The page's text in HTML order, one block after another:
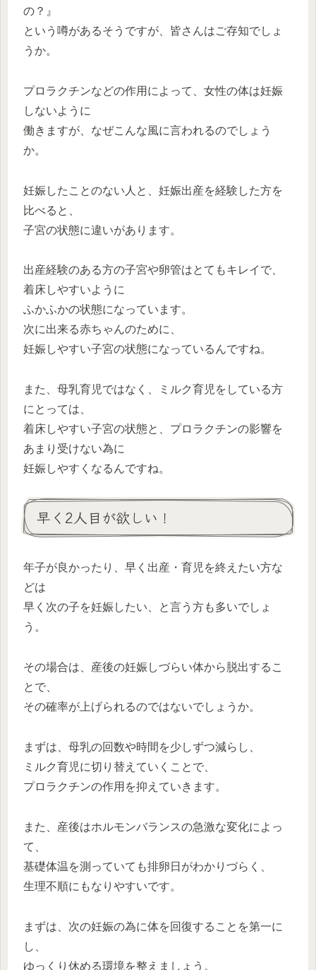
の？』
という噂があるそうですが、皆さんはご存知でしょ
うか。
プロラクチンなどの作用によって、女性の体は妊娠
しないように
働きますが、なぜこんな風に言われるのでしょう
か。
妊娠したことのない人と、妊娠出産を経験した方を
比べると、
子宮の状態に違いがあります。
出産経験のある方の子宮や卵管はとてもキレイで、
着床しやすいように
ふかふかの状態になっています。
次に出来る赤ちゃんのために、
妊娠しやすい子宮の状態になっているんですね。
また、母乳育児ではなく、ミルク育児をしている方
にとっては、
着床しやすい子宮の状態と、プロラクチンの影響を
あまり受けない為に
妊娠しやすくなるんですね。
早く2人目が欲しい！
年子が良かったり、早く出産・育児を終えたい方な
どは
早く次の子を妊娠したい、と言う方も多いでしょ
う。
その場合は、産後の妊娠しづらい体から脱出するこ
とで、
その確率が上げられるのではないでしょうか。
まずは、母乳の回数や時間を少しずつ減らし、
ミルク育児に切り替えていくことで、
プロラクチンの作用を抑えていきます。
また、産後はホルモンバランスの急激な変化によっ
て、
基礎体温を測っていても排卵日がわかりづらく、
生理不順にもなりやすいです。
まずは、次の妊娠の為に体を回復することを第一に
し、
ゆっくり休める環境を整えましょう。